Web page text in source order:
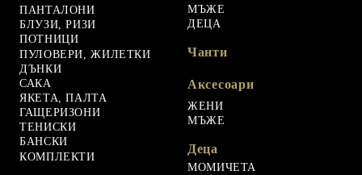
ПАНТАЛОНИ
БЛУЗИ, РИЗИ
ПОТНИЦИ
ПУЛОВЕРИ, ЖИЛЕТКИ
ДЪНКИ
САКА
ЯКЕТА, ПАЛТА
ГАЩЕРИЗОНИ
ТЕНИСКИ
БАНСКИ
КОМПЛЕКТИ
МЪЖЕ
ДЕЦА
Чанти
Аксесоари
ЖЕНИ
МЪЖЕ
Деца
МОМИЧЕТА